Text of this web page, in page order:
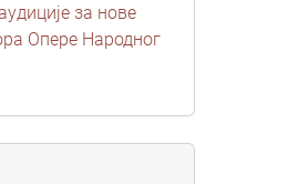
за нове
Опере Народног